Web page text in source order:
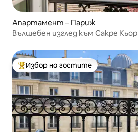
Апартамент – Париж
Вълшебен изглед към Сакре Кьор
Най-популярен избор на гостите
Избор на гостите